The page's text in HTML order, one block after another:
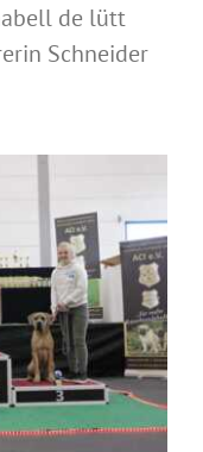
de lütt
Schneider